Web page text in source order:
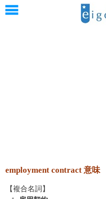
employment contract 意味
【複合名詞】